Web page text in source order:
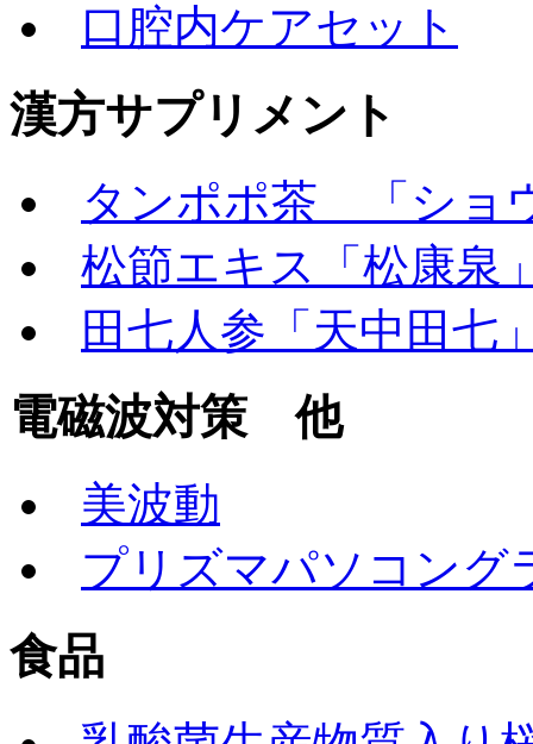
口腔内ケアセット
漢方サプリメント
タンポポ茶 「ショ
松節エキス「松康泉
田七人参「天中田七
電磁波対策 他
美波動
プリズマパソコング
食品